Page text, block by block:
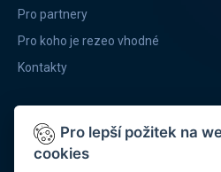
Pro partnery
Pro koho je rezeo vhodné
Kontakty
Pro lepší požitek na
cookies